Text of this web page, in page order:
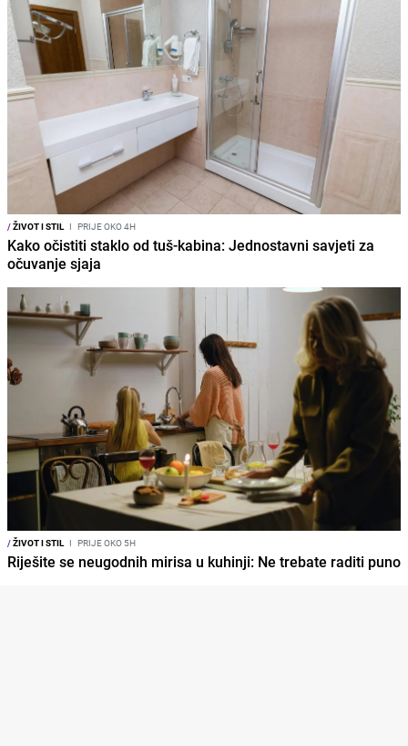
/ŽIVOT I STIL I PRIJE OKO 4H
Kako očistiti staklo od tuš-kabina: Jednostavni savjeti za
očuvanje sjaja
/ŽIVOT I STIL I PRIJE OKO 5H
Riješite se neugodnih mirisa u kuhinji: Ne trebate raditi puno